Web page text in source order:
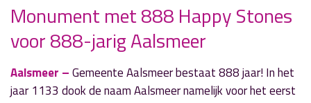
» Volgend nieuwsbericht
Ook Kudelstaart heeft een wijkblad
9 november 2021
Monument met 888 Happy Stones
voor 888-jarig Aalsmeer
Aalsmeer –Gemeente Aalsmeer bestaat 888 jaar! In het
jaar 1133 dook de naam Aalsmeer namelijk voor het eerst